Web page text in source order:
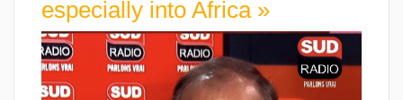
especially into Africa »